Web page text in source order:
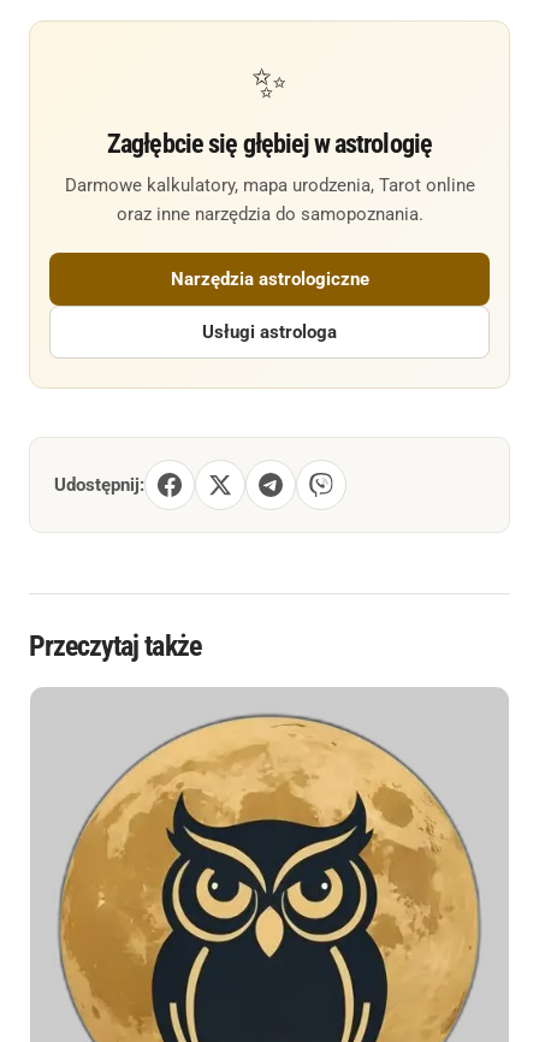
✨
Zagłębcie się głębiej w astrologię
Darmowe kalkulatory, mapa urodzenia, Tarot online
oraz inne narzędzia do samopoznania.
Narzędzia astrologiczne
Usługi astrologa
Udostępnij:
Przeczytaj także